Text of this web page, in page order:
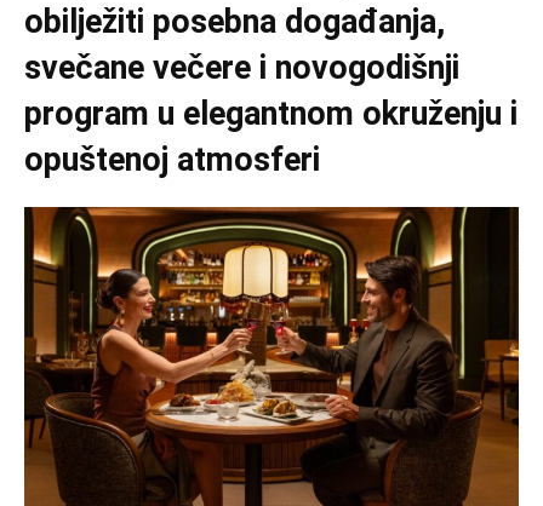
obilježiti posebna događanja,
svečane večere i novogodišnji
program u elegantnom okruženju i
opuštenoj atmosferi